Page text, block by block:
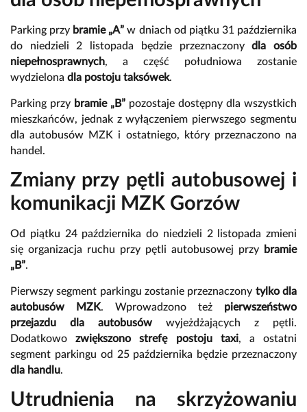
Parking przy bramie „A” w dniach od piątku 31 października
do niedzieli 2 listopada będzie przeznaczonydla osób
niepełnosprawnych, a część południowa zostanie
wydzielona dla postoju taksówek.
Parking przy bramie „B” pozostaje dostępny dla wszystkich
mieszkańców, jednak z wyłączeniem pierwszego segmentu
dla autobusów MZK i ostatniego, który przeznaczono na
handel.
Zmiany przy pętli autobusowej i
komunikacji MZK Gorzów
Od piątku 24 października do niedzieli 2 listopada zmieni
się organizacja ruchu przy pętli autobusowej przy
bramie
„B”.
Pierwszy segment parkingu zostanie przeznaczony tylko dla
autobusów MZK. Wprowadzono też pierwszeństwo
przejazdu dla autobusów wyjeżdżających z pętli.
Dodatkowozwiększono strefę postoju taxi, a ostatni
segment parkingu od 25 października będzie przeznaczony
dla handlu.
Utrudnienia na skrzyżowaniu